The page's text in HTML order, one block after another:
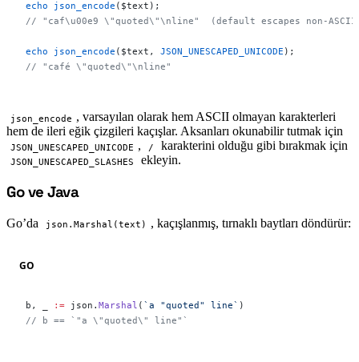
echo json_encode ($text);
// "caf\u00e9 \"quoted\"\nline"  (default escapes non-ASCII
echo json_encode ($text, JSON_UNESCAPED_UNICODE );
// "café \"quoted\"\nline"
json_encode , varsayılan olarak hem ASCII olmayan karakterleri
hem de ileri eğik çizgileri kaçışlar. Aksanları okunabilir tutmak için
JSON_UNESCAPED_UNICODE , / karakterini olduğu gibi bırakmak için
JSON_UNESCAPED_SLASHES ekleyin.
#
Go ve Java
Go’da json.Marshal(text) , kaçışlanmış, tırnaklı baytları döndürür:
GO
b, _ := json. Marshal ( `a "quoted" line` )
// b == `"a \"quoted\" line"`